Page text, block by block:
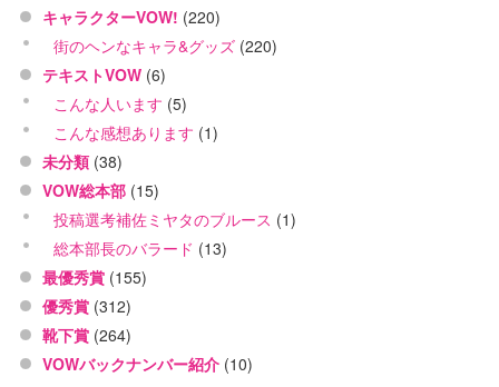
キャラクターVOW! (220)
街のヘンなキャラ&グッズ (220)
テキストVOW (6)
こんな人います (5)
こんな感想あります (1)
未分類 (38)
VOW総本部 (15)
投稿選考補佐ミヤタのブルース (1)
総本部長のバラード (13)
最優秀賞 (155)
優秀賞 (312)
靴下賞 (264)
VOWバックナンバー紹介 (10)